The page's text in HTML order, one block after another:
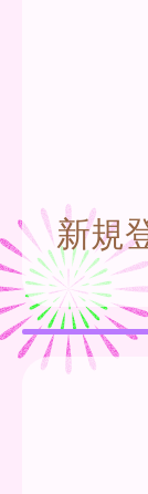
新規